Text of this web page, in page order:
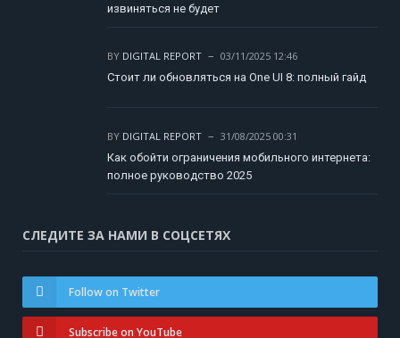
извиняться не будет
BY DIGITAL REPORT
03/11/2025 12:46
Стоит ли обновляться на One UI 8: полный гайд
BY DIGITAL REPORT
31/08/2025 00:31
Как обойти ограничения мобильного интернета:
полное руководство 2025
СЛЕДИТЕ ЗА НАМИ В СОЦСЕТЯХ
Follow on Twitter
Subscribe on YouTube